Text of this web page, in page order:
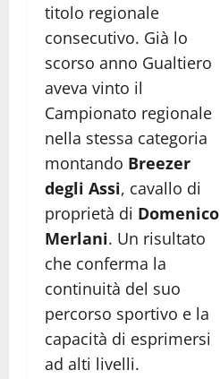
titolo regionale
consecutivo. Già lo
scorso anno Gualtiero
aveva vinto il
Campionato regionale
nella stessa categoria
montando Breezer
degli Assi, cavallo di
proprietà di Domenico
Merlani. Un risultato
che conferma la
continuità del suo
percorso sportivo e la
capacità di esprimersi
ad alti livelli.